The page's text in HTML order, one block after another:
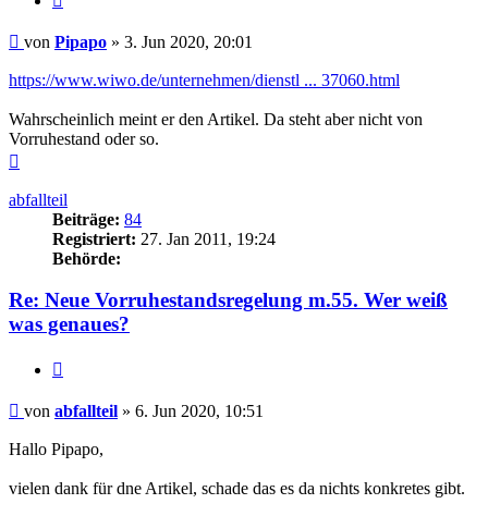
Beitrag
von Pipapo » 3. Jun 2020, 20:01
https://www.wiwo.de/unternehmen/dienstl ... 37060.html
Wahrscheinlich meint er den Artikel. Da steht aber nicht von
Vorruhestand oder so.
abfallteil
Beiträge: 84
Registriert: 27. Jan 2011, 19:24
Behörde:
Re: Neue Vorruhestandsregelung m.55. Wer weiß
was genaues?
Beitrag
von abfallteil » 6. Jun 2020, 10:51
Hallo Pipapo,
vielen dank für dne Artikel, schade das es da nichts konkretes gibt.